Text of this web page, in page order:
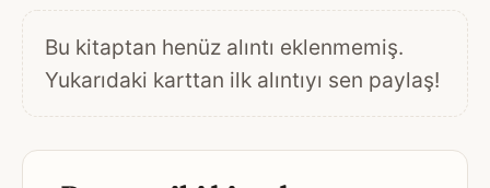
Bu kitaptan henüz alıntı eklenmemiş.
Yukarıdaki karttan ilk alıntıyı sen paylaş!